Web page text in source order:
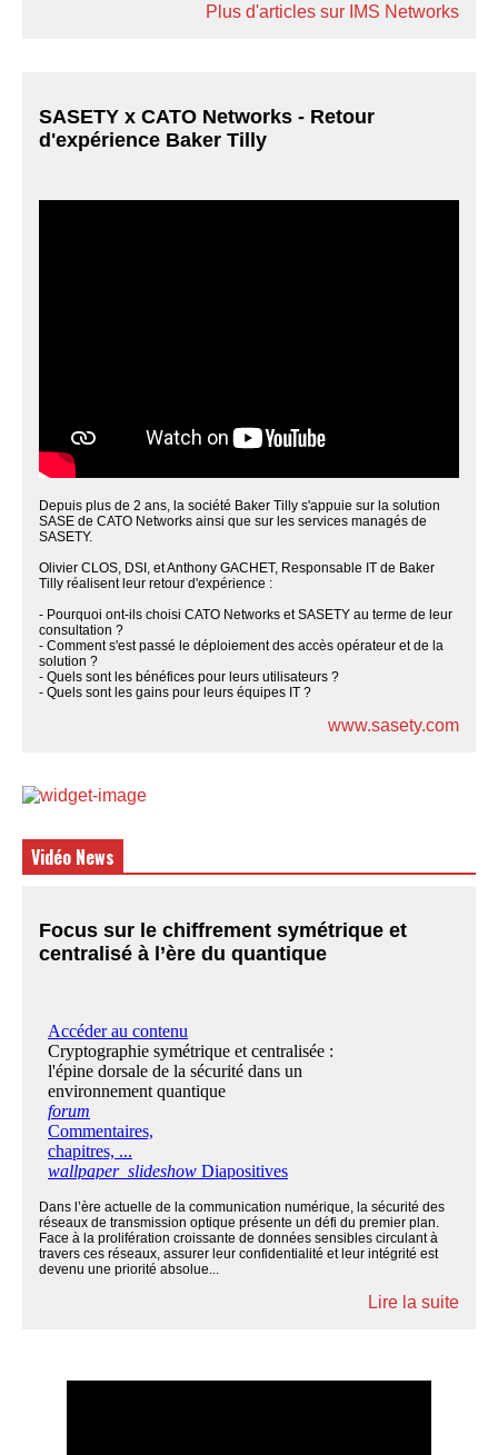
Plus d'articles sur IMS Networks
SASETY x CATO Networks - Retour
d'expérience Baker Tilly
Depuis plus de 2 ans, la société Baker Tilly s'appuie sur la solution
SASE de CATO Networks ainsi que sur les services managés de
SASETY.
Olivier CLOS, DSI, et Anthony GACHET, Responsable IT de Baker
Tilly réalisent leur retour d'expérience :
- Pourquoi ont-ils choisi CATO Networks et SASETY au terme de leur
consultation ?
- Comment s'est passé le déploiement des accès opérateur et de la
solution ?
- Quels sont les bénéfices pour leurs utilisateurs ?
- Quels sont les gains pour leurs équipes IT ?
www.sasety.com
Vidéo News
Focus sur le chiffrement symétrique et
centralisé à l’ère du quantique
Dans l’ère actuelle de la communication numérique, la sécurité des
réseaux de transmission optique présente un défi du premier plan.
Face à la prolifération croissante de données sensibles circulant à
travers ces réseaux, assurer leur confidentialité et leur intégrité est
devenu une priorité absolue...
Lire la suite